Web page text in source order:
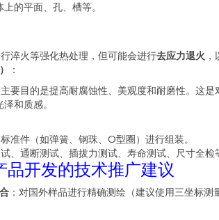
的平面、孔、槽等。
淬火等强化热处理，但可能会进行去应力退火
：
要目的是提高耐腐蚀性、美观度和耐磨性。这是
和质感。
准件（如弹簧、钢珠、O型圈）进行组装。
、通断测试、插拔力测试、寿命测试、尺寸全检
品开发的技术推广建议
：对国外样品进行精确测绘（建议使用三坐标